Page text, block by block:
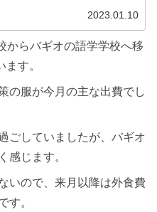
2023.01.10
からバギオの語学学校へ移
す。
の服が今月の主な出費でし
ごしていましたが、バギオ
感じます。
いので、来月以降は外食費
す。